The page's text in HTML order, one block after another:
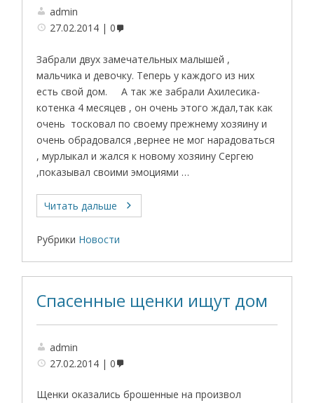
admin
27.02.2014
0
Забрали двух замечательных малышей ,
мальчика и девочку. Теперь у каждого из них
есть свой дом. А так же забрали Ахилесика-
котенка 4 месяцев , он очень этого ждал,так как
очень тосковал по своему прежнему хозяину и
очень обрадовался ,вернее не мог нарадоваться
, мурлыкал и жался к новому хозяину Сергею
,показывал своими эмоциями …
Читать дальше
Рубрики Новости
Спасенные щенки ищут дом
admin
27.02.2014
0
Щенки оказались брошенные на произвол